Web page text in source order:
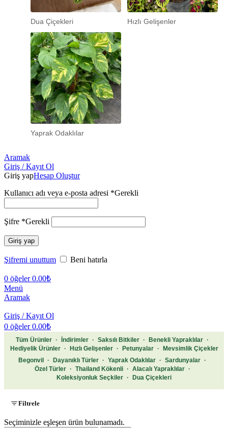
Dua Çiçekleri Hızlı Gelişenler
Yaprak Odaklılar
Aramak
Giriş / Kayıt Ol
Giriş yapHesap Oluştur
Kullanıcı adı veya e-posta adresi *Gerekli
Şifre *Gerekli
Giriş yap
Şifremi unuttum Beni hatırla
0 öğeler 0.00₺
Menü
Aramak
Giriş / Kayıt Ol
0 öğeler 0.00₺
Tüm Ürünler · İndirimler · Saksılı Bitkiler · Benekli Yapraklılar ·
Hediyelik Ürünler
· Hızlı Gelişenler · Petunyalar ·
Mevsimlik Çiçekler
Begonvil
· Dayanıklı Türler · Yaprak Odaklılar · Sardunyalar ·
Özel Türler
· Thailand Kökenli · Alacalı Yapraklılar
·
Koleksiyonluk Seçkiler · Dua Çiçekleri
Filtrele
Seçiminizle eşleşen ürün bulunamadı.